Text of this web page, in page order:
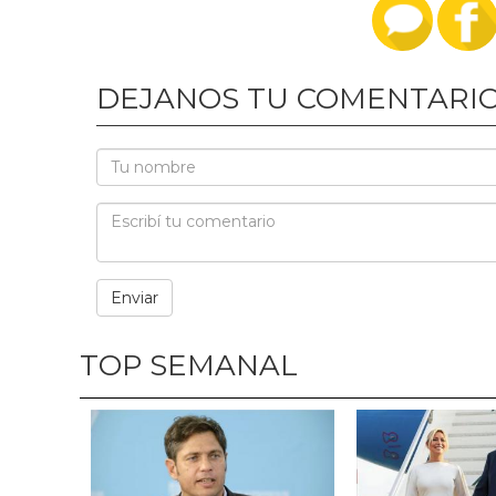
DEJANOS TU
TOP SEMANAL